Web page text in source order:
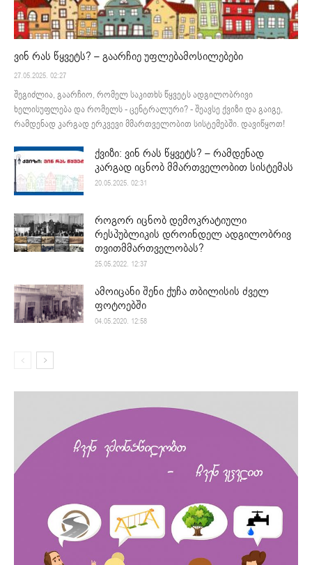
ვინ რას წყვეტს? – გაარჩიე უფლებამოსილებები
27.05.2025. 02:27
შეგიძლია, გაარჩიო, რომელ საკითხს წყვეტს ადგილობრივი
ხელისუფლება და რომელს - ცენტრალური? - შეავსე ქვიზი და გაიგე,
რამდენად კარგად ერკვევი მმართველობით სისტემებში. დავიწყოთ!
ქვიზი: ვინ რას წყვეტს? – რამდენად
კარგად იცნობ მმართველობით სისტემას
20.05.2025. 02:31
როგორ იცნობ დემოკრატიული
რესპუბლიკის დროინდელ ადგილობრივ
თვითმმართველობას?
25.05.2022. 12:37
ამოიცანი შენი ქუჩა თბილისის ძველ
ფოტოებში
04.05.2020. 12:58